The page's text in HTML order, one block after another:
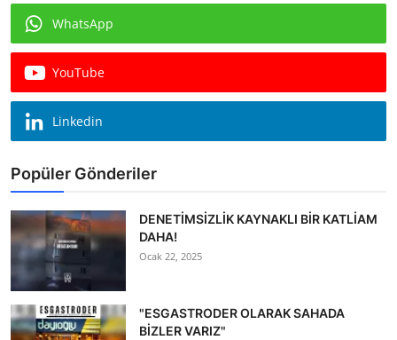
WhatsApp
YouTube
Linkedin
Popüler Gönderiler
DENETİMSİZLİK KAYNAKLI BİR KATLİAM
DAHA!
Ocak 22, 2025
"ESGASTRODER OLARAK SAHADA
BİZLER VARIZ"